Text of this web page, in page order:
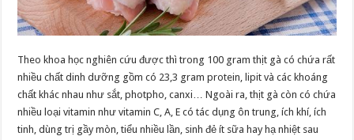
Theo khoa học nghiên cứu được thì trong 100 gram thịt gà có chứa rất
nhiều chất dinh dưỡng gồm có 23,3 gram protein, lipit và các khoáng
chất khác nhau như sắt, photpho, canxi… Ngoài ra, thịt gà còn có chứa
nhiều loại vitamin như vitamin C, A, E có tác dụng ôn trung, ích khí, ích
tinh, dùng trị gầy mòn, tiểu nhiều lần, sinh đẻ ít sữa hay hạ nhiệt sau